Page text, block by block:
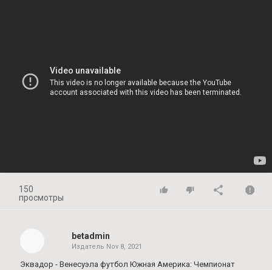
150
просмотры
betadmin
Издатель Nov 8, 2021
Эквадор - Венесуэла футбол Южная Америка: Чемпионат